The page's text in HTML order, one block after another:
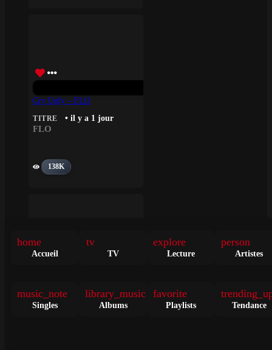
Cry Ugly – FLO
TITRE • il y a 1 jour
FLO
138K
TITRE • il y a 1 jour
Ellie Goulding
home
Accueil
tv
TV
explore
Lecture
person
Artistes
music_note
Singles
library_music
Albums
favorite
Playlists Tendance